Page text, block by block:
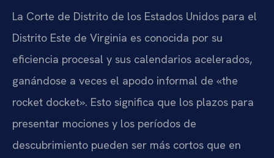
La Corte de Distrito de los Estados Unidos para el
Distrito Este de Virginia es conocida por su
eficiencia procesal y sus calendarios acelerados,
ganándose a veces el apodo informal de «the
rocket docket». Esto significa que los plazos para
presentar mociones y los períodos de
descubrimiento pueden ser más cortos que en